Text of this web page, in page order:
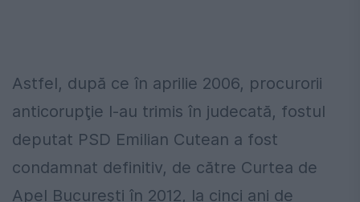
Astfel, după ce în aprilie 2006, procurorii
anticorupţie l-au trimis în judecată, fostul
deputat PSD Emilian Cutean a fost
condamnat definitiv, de către Curtea de
Apel Bucureşti în 2012, la cinci ani de